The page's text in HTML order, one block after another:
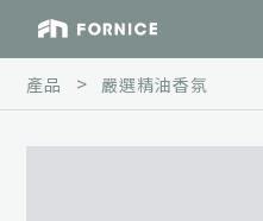
產品 > 嚴選精油香氛